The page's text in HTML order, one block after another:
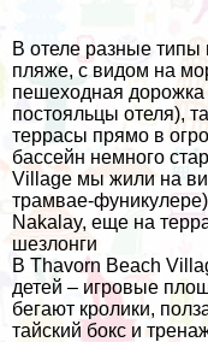
В отеле разные типы
пляже, с видом на
пешеходная дорожка
постояльцы отеля),
террасы прямо в
бассейн немного
Village мы жили на
трамвае-
Nakalay, еще на
шезлонги
В Thavorn Beach
детей – игровые
бегают кролики,
тайский бокс и